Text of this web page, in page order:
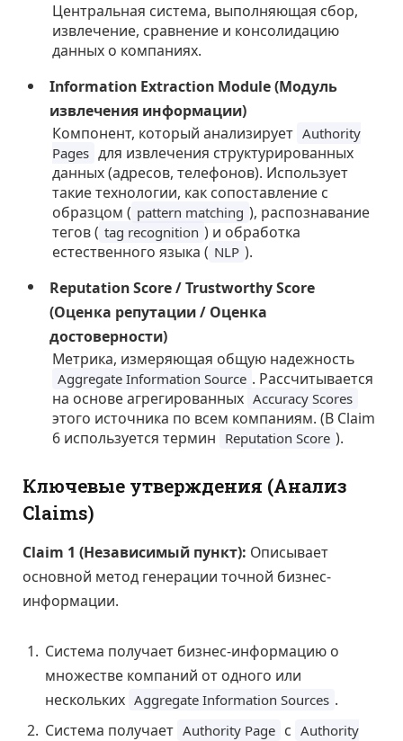
Центральная система, выполняющая сбор,
извлечение, сравнение и консолидацию
данных о компаниях.
Information Extraction Module (Модуль
извлечения информации)
Компонент, который анализирует Authority
Pages для извлечения структурированных
данных (адресов, телефонов). Использует
такие технологии, как сопоставление с
образцом ( pattern matching ), распознавание
тегов ( tag recognition ) и обработка
естественного языка ( NLP ).
Reputation Score / Trustworthy Score
(Оценка репутации / Оценка
достоверности)
Метрика, измеряющая общую надежность
Aggregate Information Source . Рассчитывается
на основе агрегированных Accuracy Scores
этого источника по всем компаниям. (В Claim
6 используется термин Reputation Score ).
Ключевые утверждения (Анализ
Claims)
Claim 1 (Независимый пункт): Описывает
основной метод генерации точной бизнес-
информации.
Система получает бизнес-информацию о
множестве компаний от одного или
нескольких Aggregate Information Sources .
Система получает Authority Page с Authority